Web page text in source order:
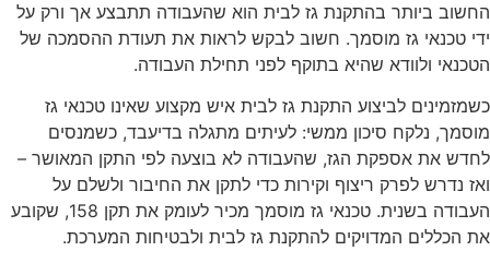
החשוב ביותר בהתקנת גז לבית הוא שהעבודה תתבצע אך ורק על
ידי טכנאי גז מוסמך. חשוב לבקש לראות את תעודת ההסמכה של
הטכנאי ולוודא שהיא בתוקף לפני תחילת העבודה.
כשמזמינים לביצוע התקנת גז לבית איש מקצוע שאינו טכנאי גז
מוסמך, נלקח סיכון ממשי: לעיתים מתגלה בדיעבד, כשמנסים
לחדש את אספקת הגז, שהעבודה לא בוצעה לפי התקן המאושר –
ואז נדרש לפרק ריצוף וקירות כדי לתקן את החיבור ולשלם על
העבודה בשנית. טכנאי גז מוסמך מכיר לעומק את תקן 158, שקובע
את הכללים המדויקים להתקנת גז לבית ולבטיחות המערכת.